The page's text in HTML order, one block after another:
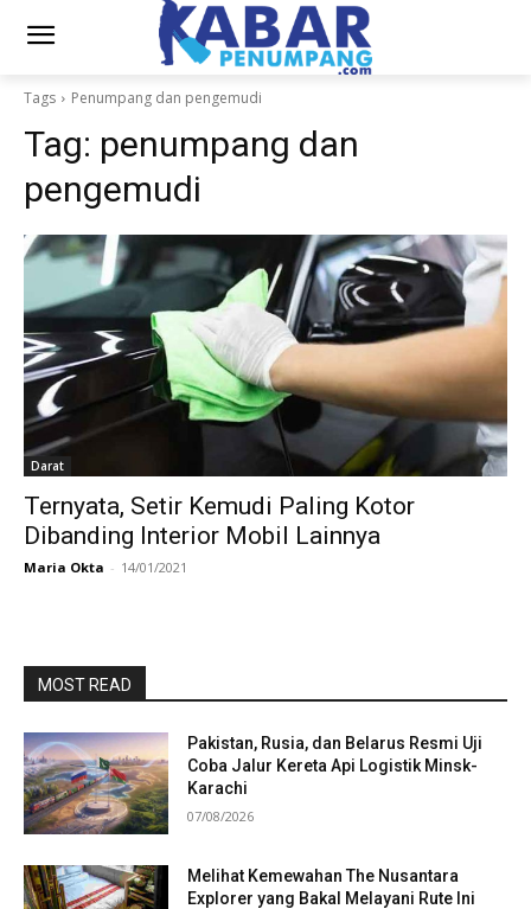
Tags Penumpang dan pengemudi
Tag: penumpang dan
pengemudi
Darat
Ternyata, Setir Kemudi Paling Kotor
Dibanding Interior Mobil Lainnya
Maria Okta - 14/01/2021
MOST READ
Pakistan, Rusia, dan Belarus Resmi Uji
Coba Jalur Kereta Api Logistik Minsk-
Karachi
07/08/2026
Melihat Kemewahan The Nusantara
Explorer yang Bakal Melayani Rute Ini